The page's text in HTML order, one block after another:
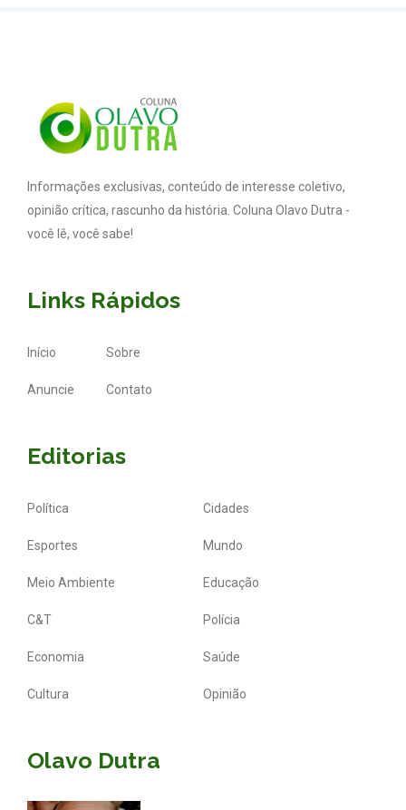
Informações exclusivas, conteúdo de interesse coletivo,
opinião crítica, rascunho da história. Coluna Olavo Dutra -
você lê, você sabe!
Links Rápidos
Início Sobre
Anuncie Contato
Editorias
Política Cidades
Esportes Mundo
Meio Ambiente Educação
C&T Polícia
Economia Saúde
Cultura Opinião
Olavo Dutra